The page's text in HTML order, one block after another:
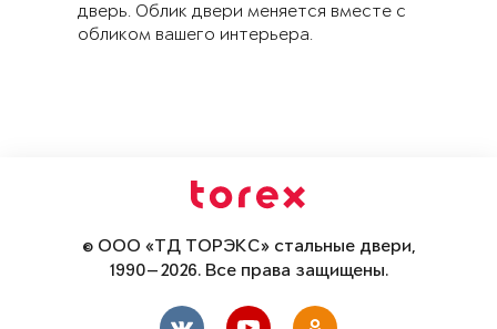
дверь. Облик двери меняется вместе с
обликом вашего интерьера.
© ООО «ТД ТОРЭКС» стальные двери,
1990—2026. Все права защищены.